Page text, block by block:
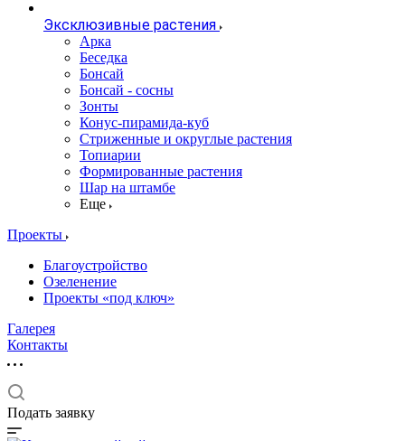
Эксклюзивные растения
Арка
Беседка
Бонсай
Бонсай - сосны
Зонты
Конус-пирамида-куб
Стриженные и округлые растения
Топиарии
Формированные растения
Шар на штамбе
Еще
Проекты
Благоустройство
Озеленение
Проекты «под ключ»
Галерея
Контакты
Подать заявку